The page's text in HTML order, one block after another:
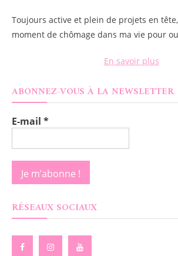
Toujours active et plein de projets en tête,
moment de chômage dans ma vie pour
En savoir plus
ABONNEZ-VOUS À LA NEWSLETTER
E-mail *
RÉSEAUX SOCIAUX